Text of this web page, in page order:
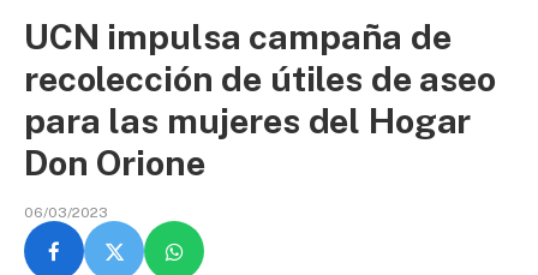
UCN impulsa campaña de
recolección de útiles de aseo
para las mujeres del Hogar
Don Orione
06/03/2023